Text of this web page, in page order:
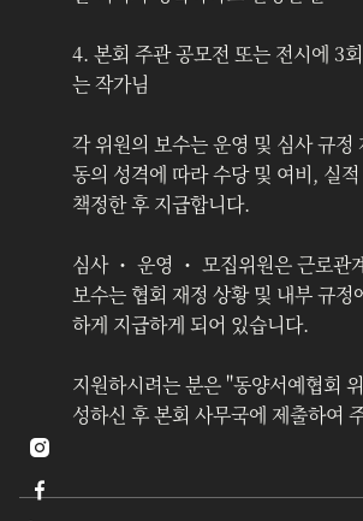
4. 본회 주관 공모전 또는 전시에 3
는 작가님
각 위원의 보수는 운영 및 심사 규
동의 성격에 따라 수당 및 여비, 실
책정한 후 지급합니다.
심사 ・ 운영 ・ 모집위원은 근로관
보수는 협회 재정 상황 및 내부 규정
하게 지급하게 되어 있습니다.
지원하시려는 분은 "동양서예협회
성하신 후 본회 사무국에 제출하여

